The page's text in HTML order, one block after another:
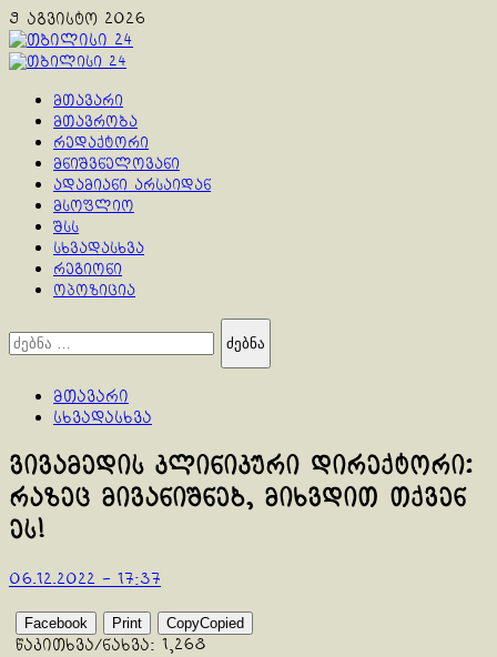
Skip
to
content
9 აგვისტო 2026
Primary
მთავარი
მთავრობა
რედაქტორი
მნიშვნელოვანი
ადამიანი არსაიდან
მსოფლიო
შსს
სხვადასხვა
რეგიონი
ოპოზიცია
ძებნა:
მთავარი
სხვადასხვა
ვივამედის კლინიკური დირექტორი:
რაზეც მივანიშნებ, მიხვდით თქვენ
ეს!
06.12.2022 - 17:37
Facebook Print CopyCopied
წაკითხვა/ნახვა: 1,268